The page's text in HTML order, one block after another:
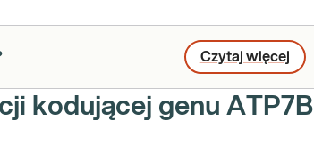
Czytaj więcej
kodującej genu ATP7B